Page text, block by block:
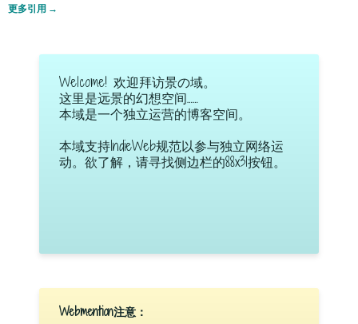
更多引用 →
Welcome! 欢迎拜访景の域。
这里是远景的幻想空间……
本域是一个独立运营的博客空间。
本域支持IndieWeb规范以参与独立网络运
动。欲了解，请寻找侧边栏的88x31按钮。
Webmention注意：